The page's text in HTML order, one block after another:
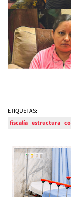
ETIQUETAS:
fiscalía estructura